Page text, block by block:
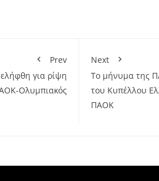
Prev
για ρίψη
Ολυμπιακός
Next
Το μήνυμα της
του Κυπέλλου
ΠΑΟΚ